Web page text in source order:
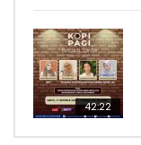
42:22